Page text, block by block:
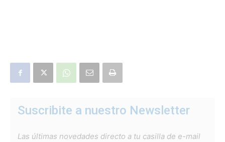
Suscribite a nuestro Newsletter
Las últimas novedades directo a tu casilla de e-mail